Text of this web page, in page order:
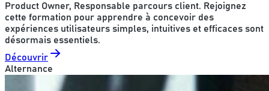
Product Owner, Responsable parcours client. Rejoignez
cette formation pour apprendre à concevoir des
expériences utilisateurs simples, intuitives et efficaces sont
désormais essentiels.
Découvrir
Alternance